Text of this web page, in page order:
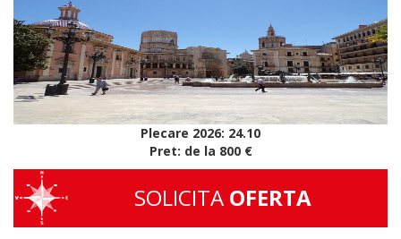
Plecare 2026: 24.10
Pret: de la 800 €
SOLICITA OFERTA